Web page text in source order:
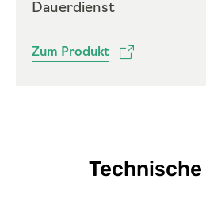
Dauerdienst
Zum Produkt